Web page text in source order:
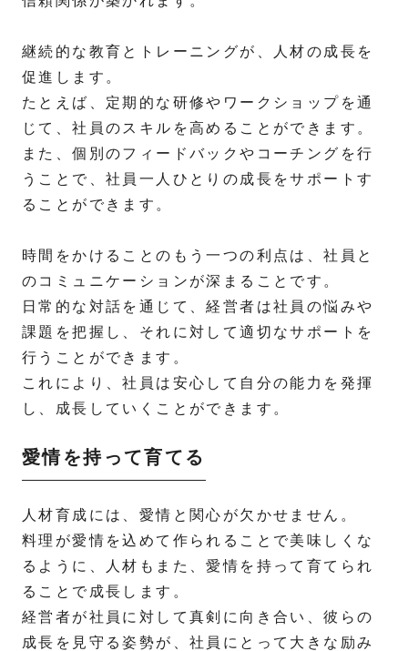
継続的な教育とトレーニングが、人材の成長を
促進します。
たとえば、定期的な研修やワークショップを通
じて、社員のスキルを高めることができます。
また、個別のフィードバックやコーチングを行
うことで、社員一人ひとりの成長をサポートす
ることができます。
時間をかけることのもう一つの利点は、社員と
のコミュニケーションが深まることです。
日常的な対話を通じて、経営者は社員の悩みや
課題を把握し、それに対して適切なサポートを
行うことができます。
これにより、社員は安心して自分の能力を発揮
し、成長していくことができます。
愛情を持って育てる
人材育成には、愛情と関心が欠かせません。
料理が愛情を込めて作られることで美味しくな
るように、人材もまた、愛情を持って育てられ
ることで成長します。
経営者が社員に対して真剣に向き合い、彼らの
成長を見守る姿勢が、社員にとって大きな励み